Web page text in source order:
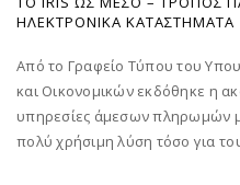
ΗΛΕΚΤΡΟΝΙΚΆ ΚΑΤΑΣΤΉΜΑΤΑ
Από το Γραφείο Τύπου του
και Οικονομικών εκδόθηκε η
υπηρεσίες άμεσων πληρωμών
πολύ χρήσιμη λύση τόσο για